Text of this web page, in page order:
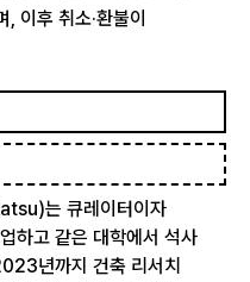
이후 취소·환불이
는 큐레이터이자
하고 같은 대학에서 석사
년까지 건축 리서치